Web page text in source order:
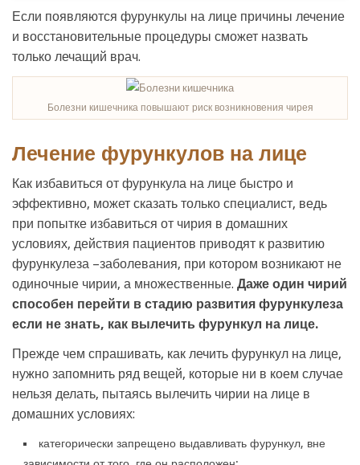
Если появляются фурункулы на лице причины лечение
и восстановительные процедуры сможет назвать
только лечащий врач.
Болезни кишечника повышают риск возникновения чирея
Лечение фурункулов на лице
Как избавиться от фурункула на лице быстро и
эффективно, может сказать только специалист, ведь
при попытке избавиться от чирия в домашних
условиях, действия пациентов приводят к развитию
фурункулеза –заболевания, при котором возникают не
одиночные чирии, а множественные. Даже один чирий
способен перейти в стадию развития фурункулеза
если не знать, как вылечить фурункул на лице.
Прежде чем спрашивать, как лечить фурункул на лице,
нужно запомнить ряд вещей, которые ни в коем случае
нельзя делать, пытаясь вылечить чирии на лице в
домашних условиях:
категорически запрещено выдавливать фурункул, вне